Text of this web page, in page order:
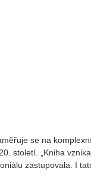
se na
století. „Kniha
zastupovala. I